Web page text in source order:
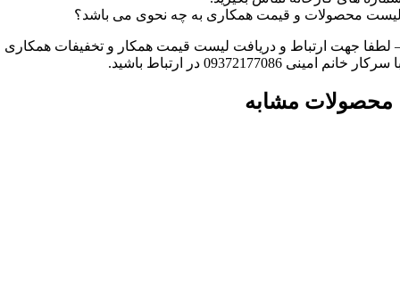
محصولات و قیمت همکاری به چه نحوی می باشد؟
لطفا جهت ارتباط و دریافت لیست قیمت همکار و تخفیفات همکاری
سرکار خانم امینی 09372177086 در ارتباط باشید.
محصولات مشابه